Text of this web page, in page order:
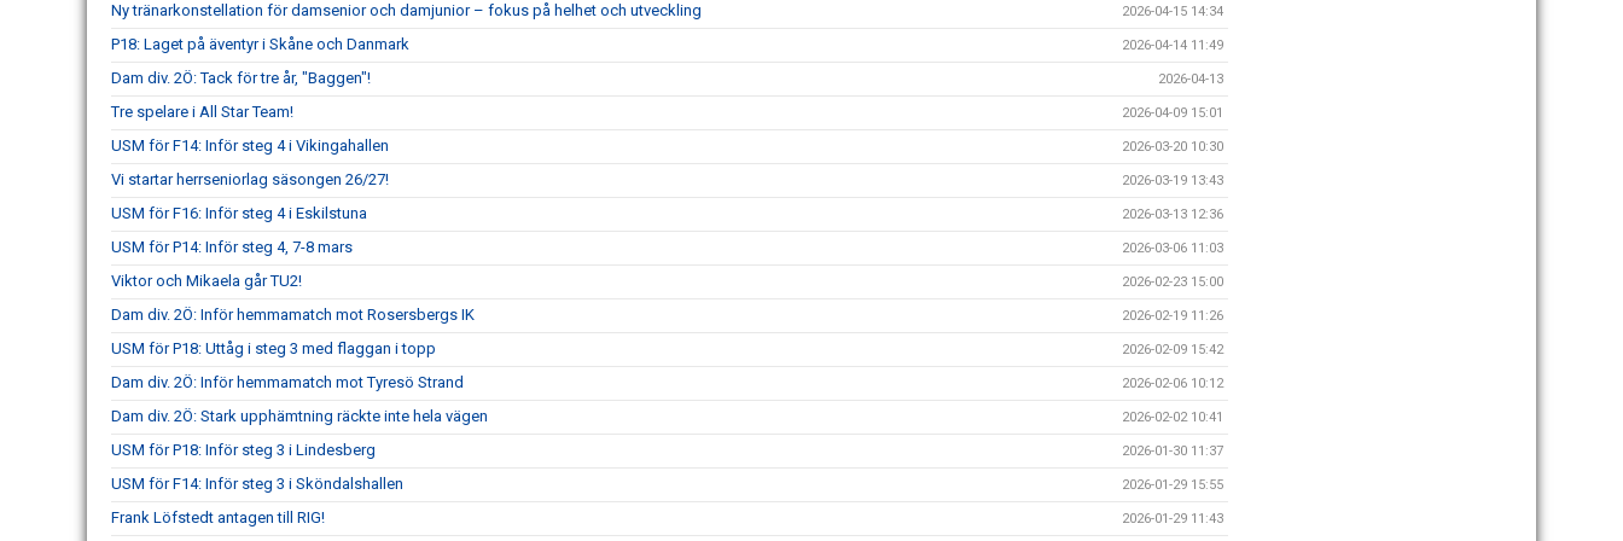
Ny tränarkonstellation för damsenior och damjunior – fokus på helhet och utveckling 2026-04-15 14:34
P18: Laget på äventyr i Skåne och Danmark 2026-04-14 11:49
Dam div. 2Ö: Tack för tre år, "Baggen"! 2026-04-13
Tre spelare i All Star Team! 2026-04-09 15:01
USM för F14: Inför steg 4 i Vikingahallen 2026-03-20 10:30
Vi startar herrseniorlag säsongen 26/27! 2026-03-19 13:43
USM för F16: Inför steg 4 i Eskilstuna 2026-03-13 12:36
USM för P14: Inför steg 4, 7-8 mars 2026-03-06 11:03
Viktor och Mikaela går TU2! 2026-02-23 15:00
Dam div. 2Ö: Inför hemmamatch mot Rosersbergs IK 2026-02-19 11:26
USM för P18: Uttåg i steg 3 med flaggan i topp 2026-02-09 15:42
Dam div. 2Ö: Inför hemmamatch mot Tyresö Strand 2026-02-06 10:12
Dam div. 2Ö: Stark upphämtning räckte inte hela vägen 2026-02-02 10:41
USM för P18: Inför steg 3 i Lindesberg 2026-01-30 11:37
USM för F14: Inför steg 3 i Sköndalshallen 2026-01-29 15:55
Frank Löfstedt antagen till RIG! 2026-01-29 11:43